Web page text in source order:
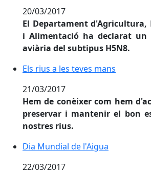
20/03/2017
El Departament d'Agricultura,
i Alimentació ha declarat
aviària del subtipus H5N8.
Els rius a les teves mans
Els rius a les teves mans
21/03/2017
Hem de conèixer com hem
preservar i mantenir el bon
nostres rius.
Dia Mundial de l'Aigua
Dia Mundial de l'Aigua
22/03/2017